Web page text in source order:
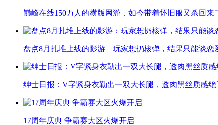
巅峰在线150万人的横版网游，如今带着怀旧服又杀回来
盘点8月扎堆上线的影游：玩家想扔核弹，结果只能谈恋
绅士日报：V字紧身衣勒出一双大长腿，透肉黑丝质感绝
17周年庆典 争霸赛大区火爆开启